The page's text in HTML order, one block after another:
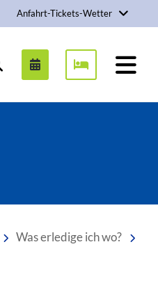
Anfahrt-Tickets-Wetter
Bad Wildungen
Was erledige ich wo?